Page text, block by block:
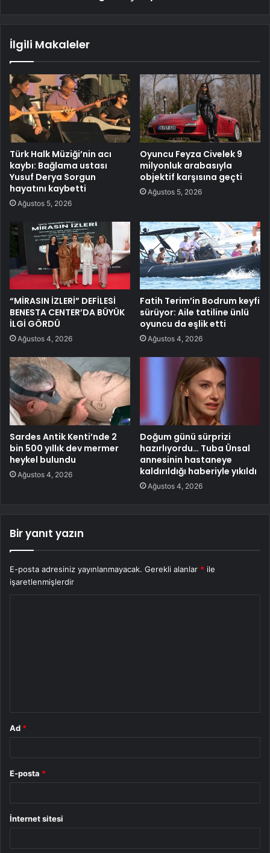
İlgili Makaleler
Türk Halk Müziği’nin acı
kaybı: Bağlama ustası
Yusuf Derya Sorgun
hayatını kaybetti
Ağustos 5, 2026
Oyuncu Feyza Civelek 9
milyonluk arabasıyla
objektif karşısına geçti
Ağustos 5, 2026
“MİRASIN İZLERİ” DEFİLESİ
BENESTA CENTER’DA BÜYÜK
İLGİ GÖRDÜ
Ağustos 4, 2026
Fatih Terim’in Bodrum keyfi
sürüyor: Aile tatiline ünlü
oyuncu da eşlik etti
Ağustos 4, 2026
Sardes Antik Kenti’nde 2
bin 500 yıllık dev mermer
heykel bulundu
Ağustos 4, 2026
Doğum günü sürprizi
hazırlıyordu… Tuba Ünsal
annesinin hastaneye
kaldırıldığı haberiyle yıkıldı
Ağustos 4, 2026
Bir yanıt yazın
E-posta adresiniz yayınlanmayacak. Gerekli alanlar * ile
işaretlenmişlerdir
Ad *
E-posta *
İnternet sitesi